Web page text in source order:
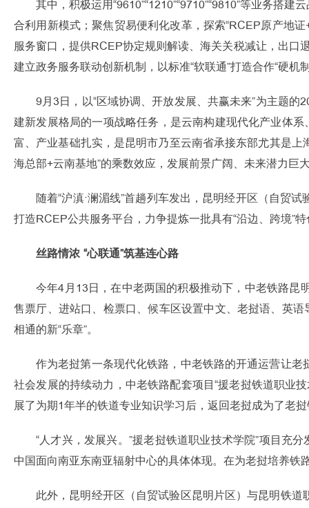
其中，积极运用“9610”“1210”“9710”“9810”等业务搭
合利用新模式；聚焦贸易便利化改革，探索“RCEP原产地
服务窗口，提供RCEP协定规则解读、海关关税减让，出口
建立政务服务联动创新机制，以标准“软联通”打造合作“硬机
9月3日，以“区域协调、开放发展、共赢未来”为主题
建新发展格局的一项战略任务，是云南构建现代化产业体
富、产业基础扎实，是昆明市乃至云南省承接东部尤其是
海总部+云南基地”的乘数效应，发展前景广阔、未来潜力巨
随着“沪滇·澜湄线”首趟列车发出，昆明经开区（自贸
打造RCEP公共服务平台，力争提炼一批具有“沿边、跨境”
丝路情浓 “心联通”筑基连心路
今年4月13日，在中老两国的积极推动下，中老铁路
售票厅、进站口、检票口、候车区设置中文、老挝语、英
相通的新“乐章”。
作为老挝第一条现代化铁路，中老铁路的开通运营让
社会发展的持续动力，中老铁路配套项目“援老挝铁道职业
展了为期1年半的铁道专业知识学习后，返回老挝成为了老
“人才兴，发展兴。”援老挝铁道职业技术学院”项目充
中国面向南亚东南亚辐射中心的具体体现。在为老挝培养
此外，昆明经开区（自贸试验区昆明片区）与昆明铁